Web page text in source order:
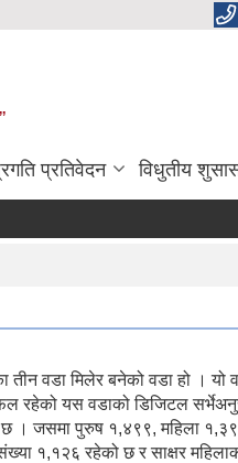
प्रतिवेदन विधुतीय
तीन वडा मिलेर बनेको वडा हो । यो
रहेको यस वडाको डिजिटल
। जसमा पुरुष १,४९९, महिला
१,१२६ रहेको छ र साक्षर